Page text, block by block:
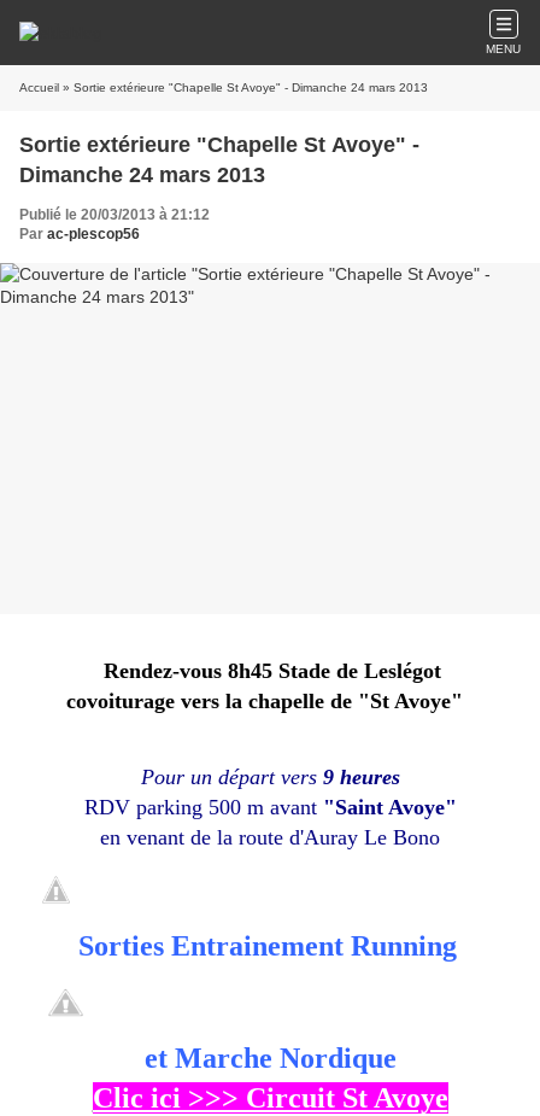
MENU
Accueil » Sortie extérieure "Chapelle St Avoye" - Dimanche 24 mars 2013
Sortie extérieure "Chapelle St Avoye" -
Dimanche 24 mars 2013
Publié le 20/03/2013 à 21:12
Par ac-plescop56
Rendez-vous 8h45 Stade de Leslégot
covoiturage vers la chapelle de "St Avoye"
Pour un départ vers 9 heures
RDV parking 500 m avant "Saint Avoye"
en venant de la route d'Auray Le Bono
Sorties Entrainement Running
et Marche Nordique
Clic ici >>> Circuit St Avoye